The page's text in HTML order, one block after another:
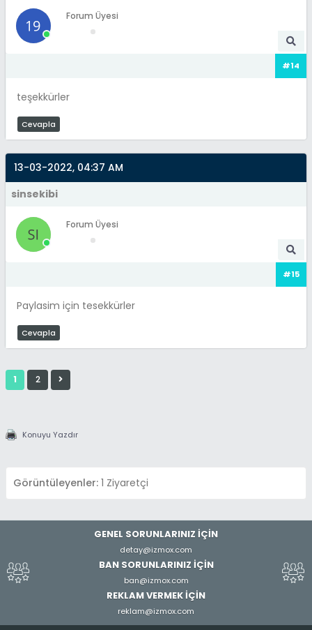
Forum Üyesi
#14
teşekkürler
Cevapla
13-03-2022, 04:37 AM
sinsekibi
Forum Üyesi
#15
Paylasim için tesekkürler
Cevapla
1 2
Konuyu Yazdır
Görüntüleyenler: 1 Ziyaretçi
GENEL SORUNLARINIZ İÇİN
detay@izmox.com
BAN SORUNLARINIZ İÇİN
ban@izmox.com
REKLAM VERMEK İÇİN
reklam@izmox.com